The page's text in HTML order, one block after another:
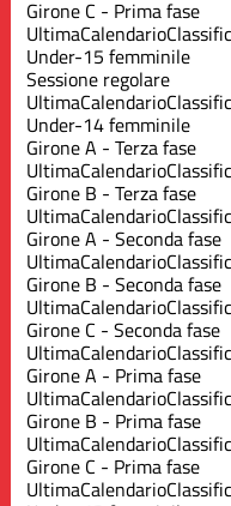
Girone C - Prima fase
UltimaCalendario
Under-15 femminile
Sessione regolare
UltimaCalendario
Under-14 femminile
Girone A - Terza fase
UltimaCalendario
Girone B - Terza fase
UltimaCalendario
Girone A - Seconda fase
UltimaCalendario
Girone B - Seconda fase
UltimaCalendario
Girone C - Seconda fase
UltimaCalendario
Girone A - Prima fase
UltimaCalendario
Girone B - Prima fase
UltimaCalendario
Girone C - Prima fase
UltimaCalendario